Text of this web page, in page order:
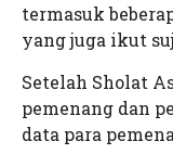
termasuk
yang juga ikut
Setelah Sholat
pemenang dan
data para